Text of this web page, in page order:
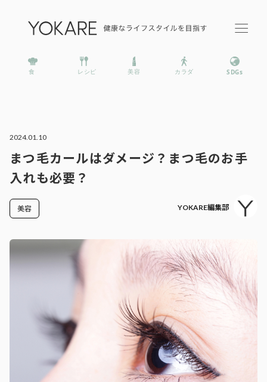
2024.01.10
まつ毛カールはダメージ？まつ毛のお手
入れも必要？
美容 YOKARE編集部